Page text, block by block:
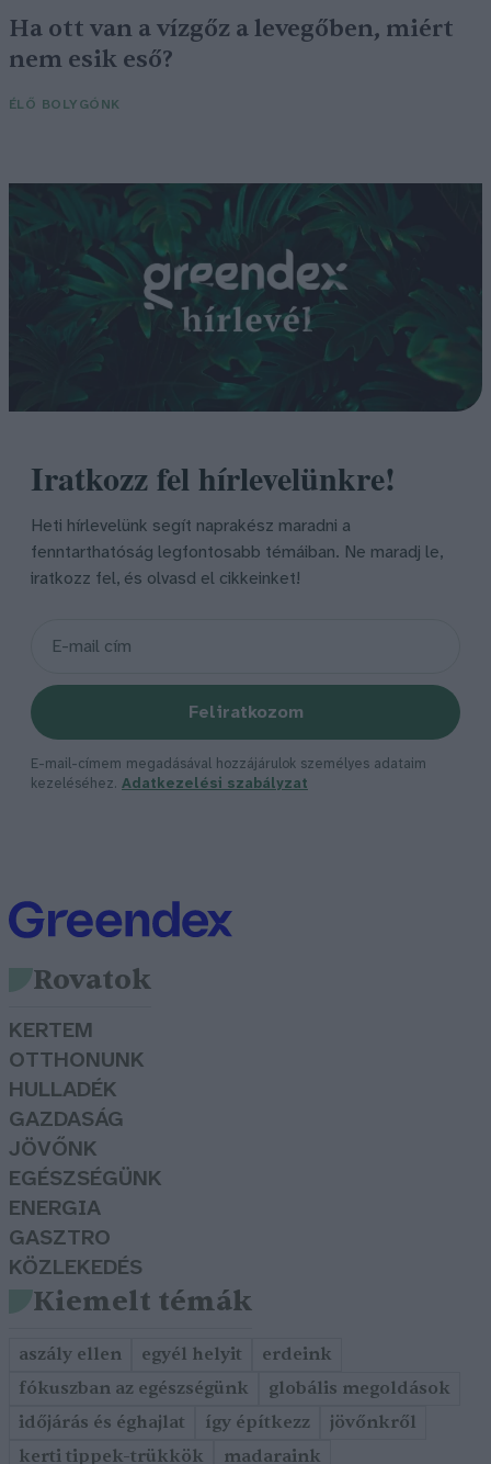
Ha ott van a vízgőz a levegőben, miért
nem esik eső?
ÉLŐ BOLYGÓNK
Iratkozz fel hírlevelünkre!
Heti hírlevelünk segít naprakész maradni a
fenntarthatóság legfontosabb témáiban. Ne maradj le,
iratkozz fel, és olvasd el cikkeinket!
Feliratkozom
E-mail-címem megadásával hozzájárulok személyes adataim
kezeléséhez. Adatkezelési szabályzat
Rovatok
KERTEM
OTTHONUNK
HULLADÉK
GAZDASÁG
JÖVŐNK
EGÉSZSÉGÜNK
ENERGIA
GASZTRO
KÖZLEKEDÉS
Kiemelt témák
aszály ellen egyél helyit
erdeink
fókuszban az egészségünk
globális megoldások
időjárás és éghajlat
így építkezz
jövőnkről
kerti tippek-trükkök
madaraink